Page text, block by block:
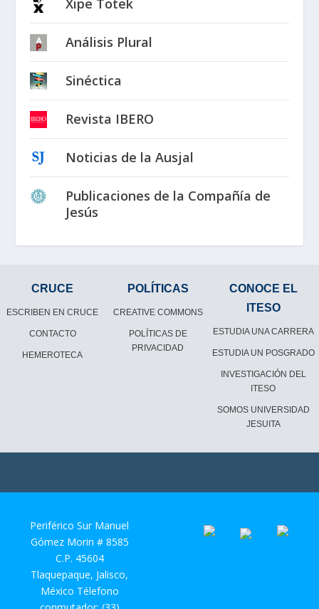
Análisis Plural
Sinéctica
Revista IBERO
Noticias de la Ausjal
Publicaciones de la Compañía de
Jesús
CRUCE
ESCRIBEN EN CRUCE
CONTACTO
HEMEROTECA
POLÍTICAS
CREATIVE COMMONS
POLÍTICAS DE
PRIVACIDAD
CONOCE EL
ITESO
ESTUDIA UNA CARRERA
ESTUDIA UN POSGRADO
INVESTIGACIÓN DEL
ITESO
SOMOS UNIVERSIDAD
JESUITA
Periférico Sur Manuel
Gómez Morin # 8585
C.P. 45604
Tlaquepaque, Jalisco,
México Télefono